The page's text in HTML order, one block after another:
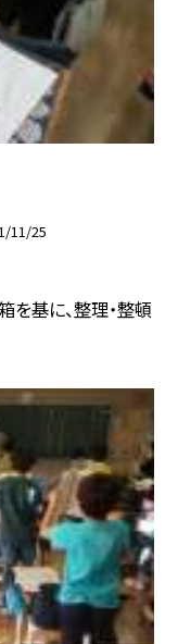
11/25
を基に、整理・整頓